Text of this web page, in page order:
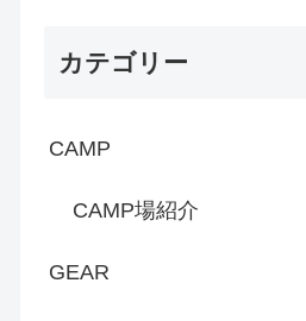
カテゴリー
CAMP
CAMP場紹介
GEAR